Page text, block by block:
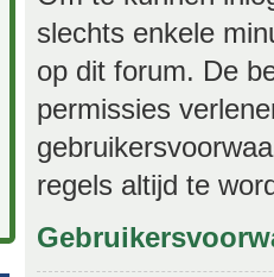
slechts enkele
op dit forum. De
permissies
regels altijd te